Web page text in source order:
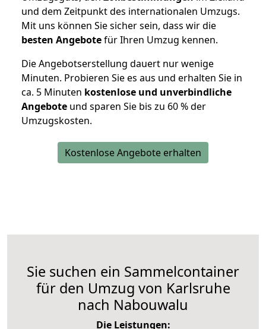
und dem Zeitpunkt des internationalen Umzugs.
Mit uns können Sie sicher sein, dass wir die
besten Angebotefür Ihren Umzug kennen.
Die Angebotserstellung dauert nur wenige
Minuten. Probieren Sie es aus und erhalten Sie in
ca. 5 Minuten kostenlose und unverbindliche
Angebote und sparen Sie bis zu 60 % der
Umzugskosten.
Kostenlose Angebote erhalten
Sie suchen ein Sammelcontainer
für den Umzug von Karlsruhe
nach Nabouwalu
Die Leistungen: